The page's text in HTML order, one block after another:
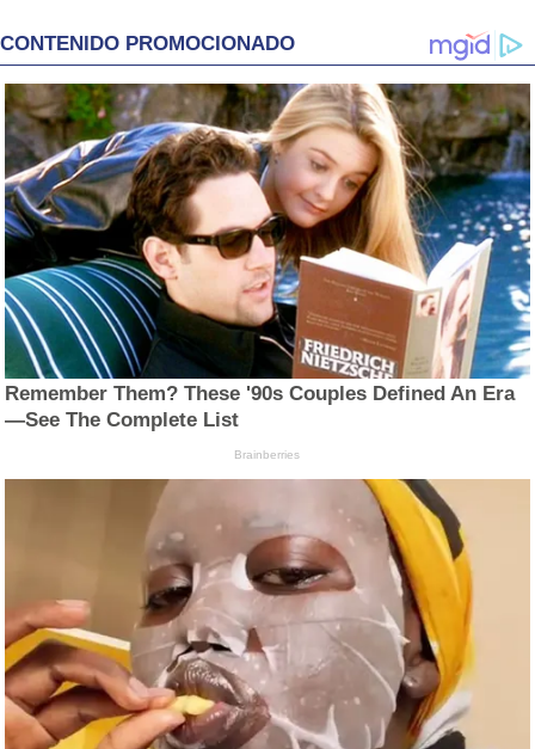
CONTENIDO PROMOCIONADO
Remember Them? These '90s Couples Defined An Era
—See The Complete List
Brainberries